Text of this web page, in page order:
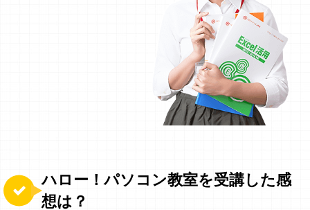
ハロー！パソコン教室を受講した感
想は？